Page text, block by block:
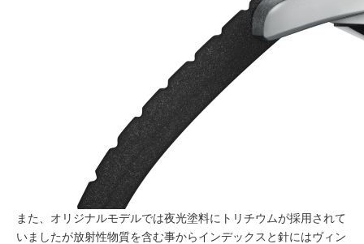
また、オリジナルモデルでは夜光塗料にトリチウムが採用されて
いましたが放射性物質を含む事からインデックスと針にはヴィン